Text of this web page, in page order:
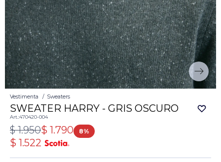
Vestimenta Sweaters
SWEATER HARRY - GRIS OSCURO
470420-004
$ 1.790
$ 1.950 8
$ 1.522